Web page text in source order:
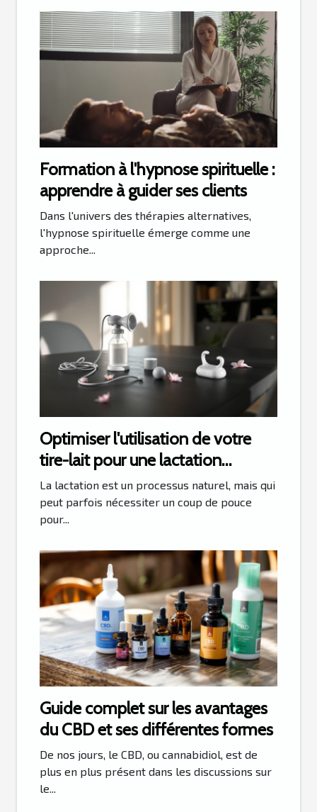
Formation à l'hypnose spirituelle :
apprendre à guider ses clients
Dans l'univers des thérapies alternatives,
l'hypnose spirituelle émerge comme une
approche...
Optimiser l'utilisation de votre
tire-lait pour une lactation
efficace
La lactation est un processus naturel, mais qui
peut parfois nécessiter un coup de pouce
pour...
Guide complet sur les avantages
du CBD et ses différentes formes
De nos jours, le CBD, ou cannabidiol, est de
plus en plus présent dans les discussions sur
le...